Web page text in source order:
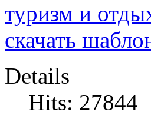
туризм и
скачать
Details
Hits: 27844